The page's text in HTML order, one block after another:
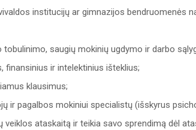
institucijų ar gimnazijos bendruomenės
saugių mokinių ugdymo ir darbo
ir intelektinius išteklius;
klausimus;
ir pagalbos mokiniui specialistų (išskyrus
ataskaitą ir teikia savo sprendimą dėl